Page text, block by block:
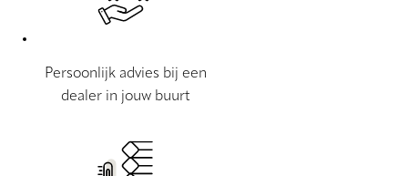
Persoonlijk advies bij een
dealer in jouw buurt